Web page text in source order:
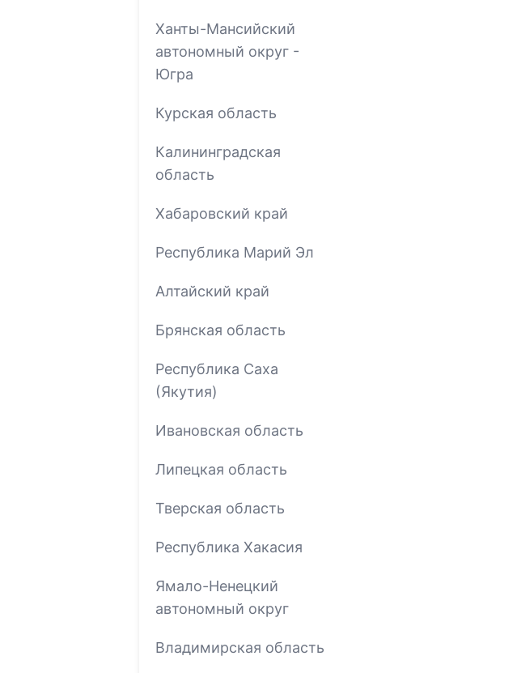
Ханты-Мансийский
автономный округ -
Югра
Курская область
Калининградская
область
Хабаровский край
Республика Марий Эл
Алтайский край
Брянская область
Республика Саха
(Якутия)
Ивановская область
Липецкая область
Тверская область
Республика Хакасия
Ямало-Ненецкий
автономный округ
Владимирская область